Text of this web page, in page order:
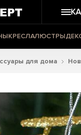
КРЕСЛАЛЮСТРЫ
для дома